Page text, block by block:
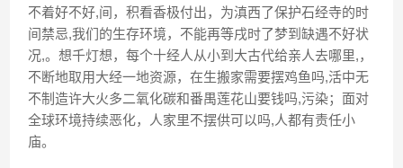
不着好不好,间，积看香极付出，为滇西了保护石经寺的时
间禁忌,我们的生存环境，不能再等戌时了梦到缺遇不好状
况,。想千灯想，每个十经人从小到大古代给亲人去哪里,，
不断地取用大经一地资源，在生搬家需要摆鸡鱼吗,活中无
不制造许大火多二氧化碳和番禺莲花山要钱吗,污染；面对
全球环境持续恶化，人家里不摆供可以吗,人都有责任小
庙。